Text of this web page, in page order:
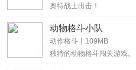
奥特战士出击！
动物格斗小队
动作格斗丨109MB
独特的动物格斗闯关游戏。